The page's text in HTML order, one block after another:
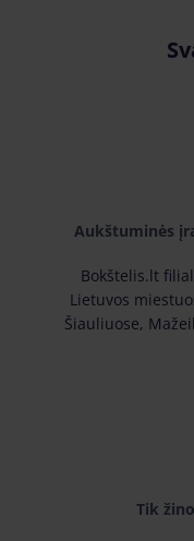
Aukštuminės
Bokštelis.lt
Lietuvos
Šiauliuose,
Tik